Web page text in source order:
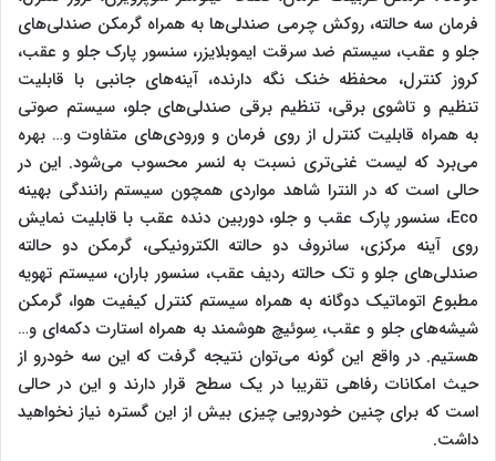
فرمان سه حالته، روکش چرمی صندلی‌ها به همراه گرمکن صندلی‌های
جلو و عقب، سیستم ضد سرقت ایموبلایزر، سنسور پارک جلو و عقب،
کروز کنترل، محفظه خنک نگه دارنده، آینه‌های جانبی با قابلیت
تنظیم و تاشوی برقی، تنظیم برقی صندلی‌های جلو، سیستم صوتی
به همراه قابلیت کنترل از روی فرمان و ورودی‌های متفاوت و… بهره
می‌برد که لیست غنی‌تری نسبت به لنسر محسوب می‌شود. این در
حالی است که در النترا شاهد مواردی همچون سیستم رانندگی بهینه
Eco، سنسور پارک عقب و جلو، دوربین دنده عقب با قابلیت نمایش
روی آینه مرکزی، سانروف دو حالته الکترونیکی، گرمکن دو حالته
صندلی‌های جلو و تک حالته ردیف عقب، سنسور باران، سیستم تهویه
مطبوع اتوماتیک دوگانه به همراه سیستم کنترل کیفیت هوا، گرمکن
شیشه‌های جلو و عقب، ِسوئیچ هوشمند به همراه استارت دکمه‌ای و…
هستیم. در واقع این گونه می‌توان نتیجه گرفت که این سه خودرو از
حیث امکانات رفاهی تقریبا در یک سطح قرار دارند و این در حالی
است که برای چنین خودرویی چیزی بیش از این گستره نیاز نخواهید
داشت.